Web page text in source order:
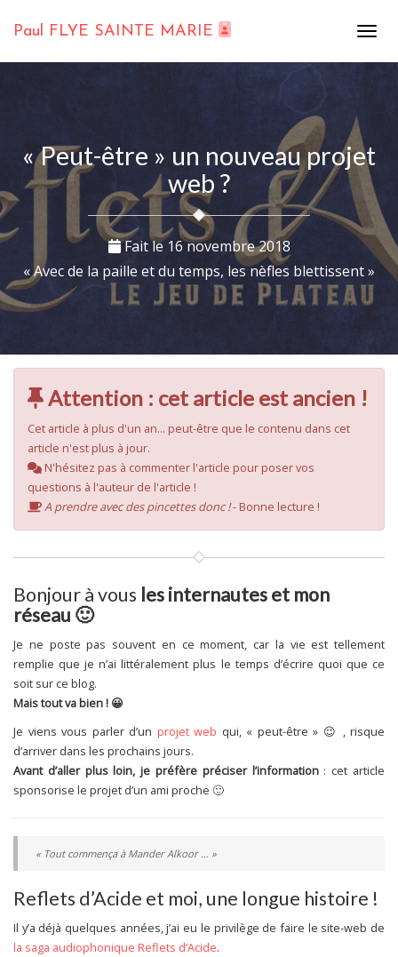
Paul FLYE SAINTE MARIE
« Peut-être » un nouveau projet
web ?
Fait le16 novembre 2018
« Avec de la paille et du temps, les nèfles blettissent »
Attention : cet article est ancien !
Cet article à plus d'un an... peut-être que le contenu dans cet
article n'est plus à jour.
N'hésitez pas à commenter l'article pour poser vos
questions à l'auteur de l'article !
A prendre avec des pincettes donc !- Bonne lecture !
Bonjour à vous les internautes et mon
réseau 🙂
Je ne poste pas souvent en ce moment, car la vie est tellement
remplie que je n’ai littéralement plus le temps d’écrire quoi que ce
soit sur ce blog.
Mais tout va bien ! 😀
Je viens vous parler d’un projet web qui, « peut-être » 😉 , risque
d’arriver dans les prochains jours.
Avant d’aller plus loin, je préfère préciser l’information: cet article
sponsorise le projet d’un ami proche 🙂
« Tout commença à Mander Alkoor … »
Reflets d’Acide et moi, une longue histoire !
Il y’a déjà quelques années, j’ai eu le privilège de faire le site-web de
la saga audiophonique Reflets d’Acide.